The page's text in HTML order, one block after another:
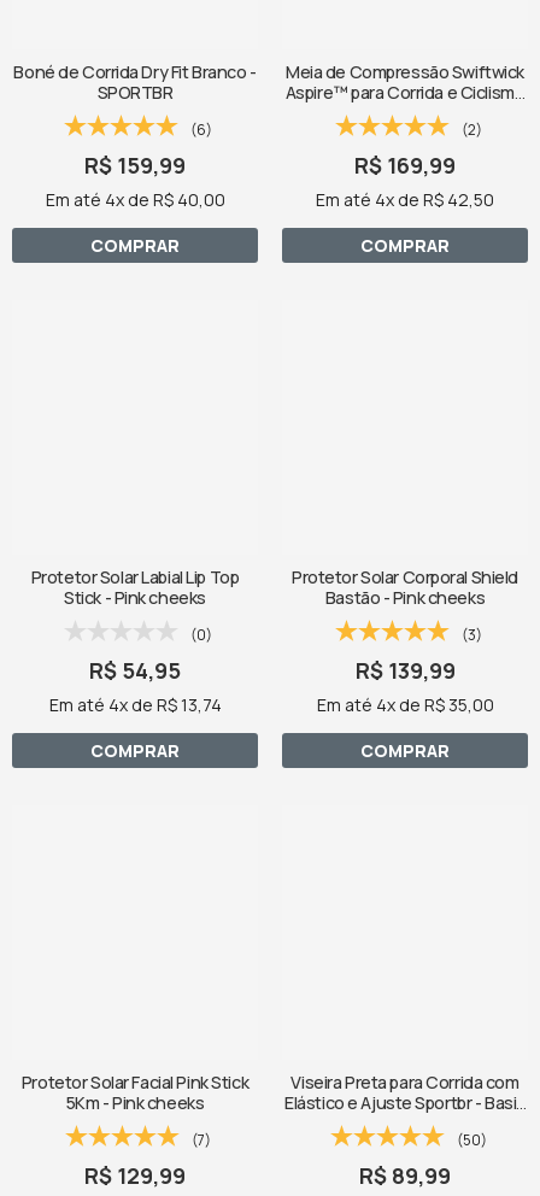
Boné de Corrida Dry Fit Branco -
SPORTBR
(6)
R$ 159,99
Em até 4x de R$ 40,00
COMPRAR
Meia de Compressão Swiftwick
Aspire™ para Corrida e Ciclismo
Two Cano Baixo - Preta
(2)
R$ 169,99
Em até 4x de R$ 42,50
COMPRAR
Protetor Solar Labial Lip Top
Stick - Pink cheeks
(0)
R$ 54,95
Em até 4x de R$ 13,74
COMPRAR
Protetor Solar Corporal Shield
Bastão - Pink cheeks
(3)
R$ 139,99
Em até 4x de R$ 35,00
COMPRAR
Protetor Solar Facial Pink Stick
5Km - Pink cheeks
(7)
R$ 129,99
Viseira Preta para Corrida com
Elástico e Ajuste Sportbr - Basic
Black
(50)
R$ 89,99